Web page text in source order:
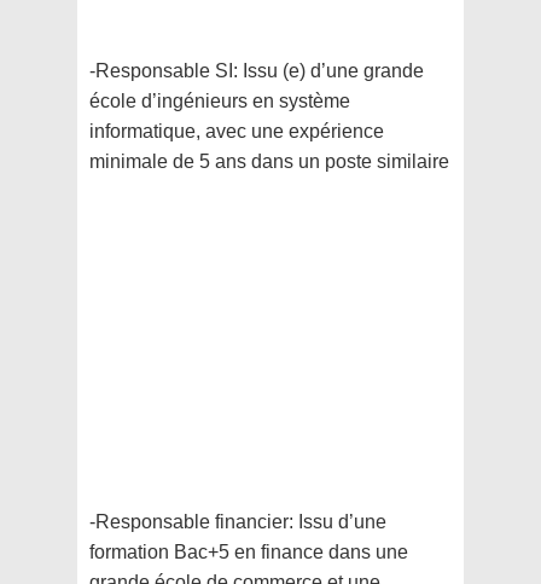
-Responsable SI: Issu (e) d’une grande
école d’ingénieurs en système
informatique, avec une expérience
minimale de 5 ans dans un poste similaire
-Responsable financier: Issu d’une
formation Bac+5 en finance dans une